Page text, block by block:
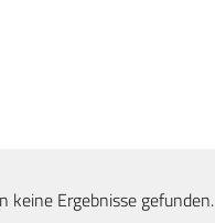
keine Ergebnisse gefunden.